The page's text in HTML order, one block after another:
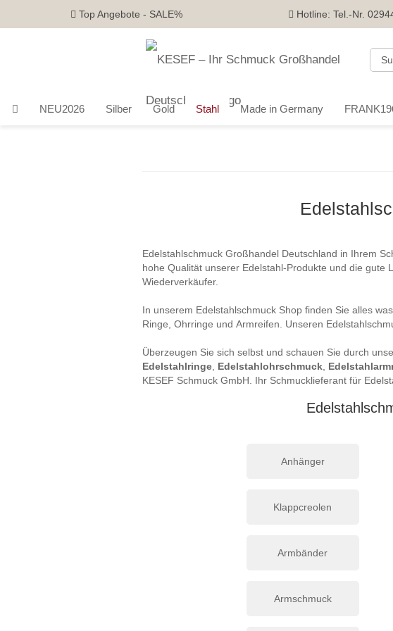
Top Angebote - SALE% Hotline: Tel.-Nr.
NEU2026 Silber Gold Stahl Made in Germany
Edelstahlschmuck Großhandel Deutschland in Ihrem
hohe Qualität unserer Edelstahl-Produkte und die gute
Wiederverkäufer.
In unserem Edelstahlschmuck Shop finden Sie alles
Ringe, Ohrringe und Armreifen. Unseren
Überzeugen Sie sich selbst und schauen Sie durch
Edelstahlringe Edelstahlohrschmuck
KESEF Schmuck GmbH. Ihr Schmucklieferant für
Anhänger
Klappcreolen
Armbänder
Armschmuck